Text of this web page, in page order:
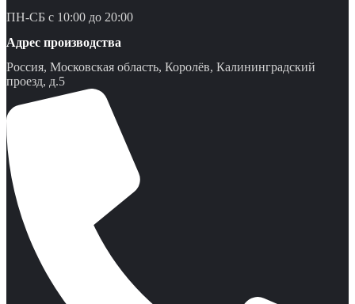
ПН-СБ с 10:00 до 20:00
Адрес производства
Россия, Московская область, Королёв, Калининградский
проезд, д.5